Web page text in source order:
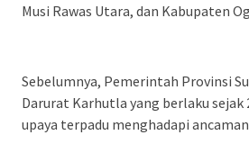
Musi Rawas Utara, dan Kabupaten
Sebelumnya, Pemerintah Provinsi
Darurat Karhutla yang berlaku sejak
upaya terpadu menghadapi